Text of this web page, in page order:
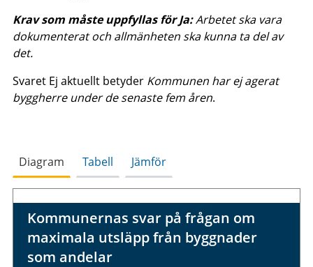
Krav som måste uppfyllas för Ja:Arbetet ska vara
dokumenterat och allmänheten ska kunna ta del av
det.
Svaret Ej aktuellt betyder Kommunen har ej agerat
byggherre under de senaste fem åren.
Diagram Tabell Jämför
Kommunernas svar på frågan om
maximala utsläpp från byggnader
som andelar